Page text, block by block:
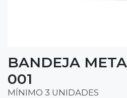
BANDEJA
001
MÍNIMO 3 UNIDADES